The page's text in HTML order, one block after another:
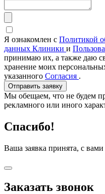
Я ознакомлен с Политикой
данных Клиники и
принимаю их, а также даю
хранение моих
указанного Согласия .
Отправить заявку
Мы обещаем, что не будем
рекламного или иного
Спасибо!
Ваша заявка принята, с вами
Заказать звонок